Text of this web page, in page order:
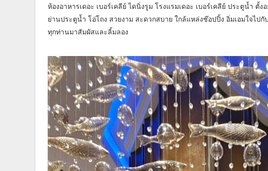
ห้องอาหารเดอะ เบอร์เคลีย์ ไดนิ่งรูม โรงแรมเดอะ เบอร์เคลีย์ ประตูน้ำ ตั้
ย่านประตูน้ำ โอ่โถง สวยงาม สะดวกสบาย ใกล้แหล่งช๊อปปิ้ง อิ่มเอมใจไป
ทุกท่านมาสัมผัสและลิ้มลอง